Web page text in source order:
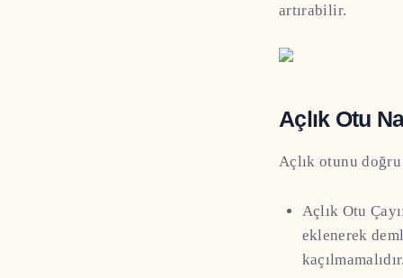
artırabilir.
Açlık Otu
Açlık otunu
Açlık Otu
eklenerek